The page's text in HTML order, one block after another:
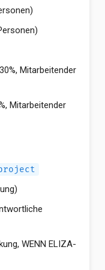
Mitarbeitender
Mitarbeitender
WENN ELIZA-